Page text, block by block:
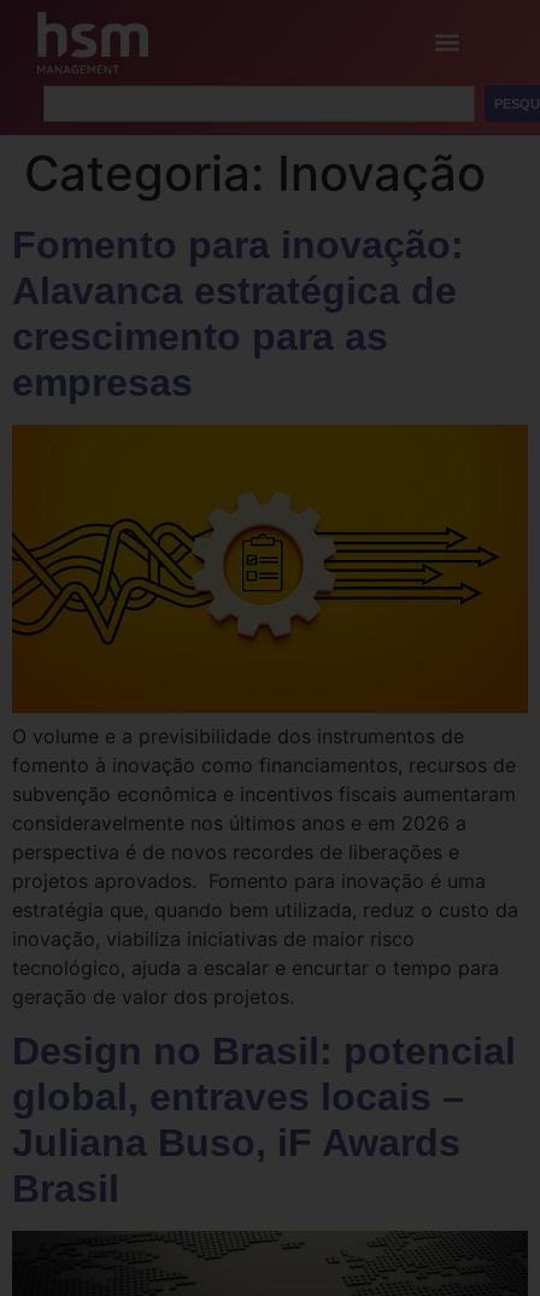
Categoria: Inovação
Fomento para inovação:
Alavanca estratégica de
crescimento para as
empresas
O volume e a previsibilidade dos instrumentos de
fomento à inovação como financiamentos, recursos de
subvenção econômica e incentivos fiscais aumentaram
consideravelmente nos últimos anos e em 2026 a
perspectiva é de novos recordes de liberações e
projetos aprovados. Fomento para inovação é uma
estratégia que, quando bem utilizada, reduz o custo da
inovação, viabiliza iniciativas de maior risco
tecnológico, ajuda a escalar e encurtar o tempo para
geração de valor dos projetos.
Design no Brasil: potencial
global, entraves locais –
Juliana Buso, iF Awards
Brasil